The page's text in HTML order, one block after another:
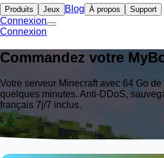
Produits Jeux Blog À propos Support
Connexion
Connexion
Commandez votre
Votre serveur Minecraft avec 64 Go
quelques minutes. Anti-DDoS,
français 7j/7 inclus.